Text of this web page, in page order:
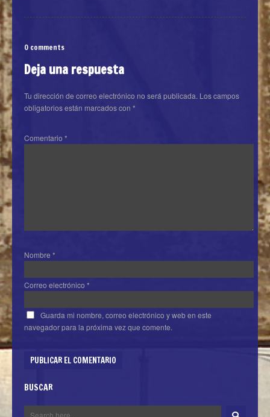
0 comments
Deja una respuesta
Tu dirección de correo electrónico no será publicada. Los campos
obligatorios están marcados con *
Comentario *
Nombre *
Correo electrónico *
Guarda mi nombre, correo electrónico y web en este
navegador para la próxima vez que comente.
BUSCAR